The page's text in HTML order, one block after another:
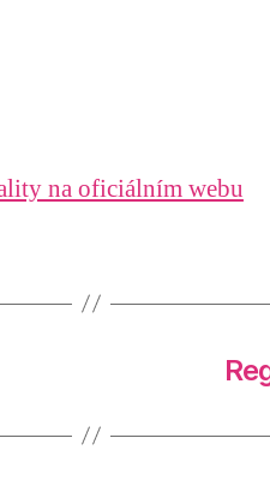
na oficiálním webu